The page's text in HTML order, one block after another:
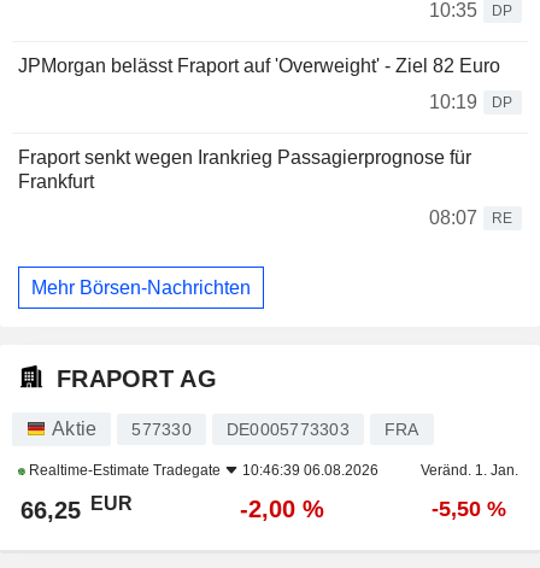
10:35
DP
JPMorgan belässt Fraport auf 'Overweight' - Ziel 82 Euro
10:19
DP
Fraport senkt wegen Irankrieg Passagierprognose für
Frankfurt
08:07
RE
Mehr Börsen-Nachrichten
FRAPORT AG
Aktie 577330 DE0005773303 FRA
Realtime-Estimate Tradegate 10:46:39 06.08.2026 Veränd. 1. Jan.
66,25 EUR -2,00 % -5,50 %